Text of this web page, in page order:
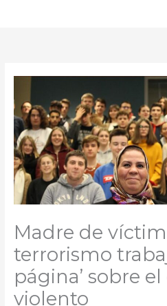
Madre de
terrorismo
página’ sobre
violento